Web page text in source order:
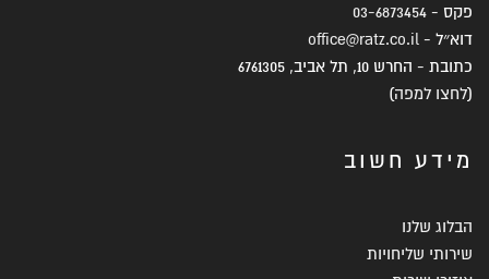
פקס - 03-6873454
דוא״ל - office@ratz.co.il
כתובת - החרש 10, תל אביב, 6761305
(לחצו למפה)
מידע חשוב
הבלוג שלנו
שירותי שליחויות